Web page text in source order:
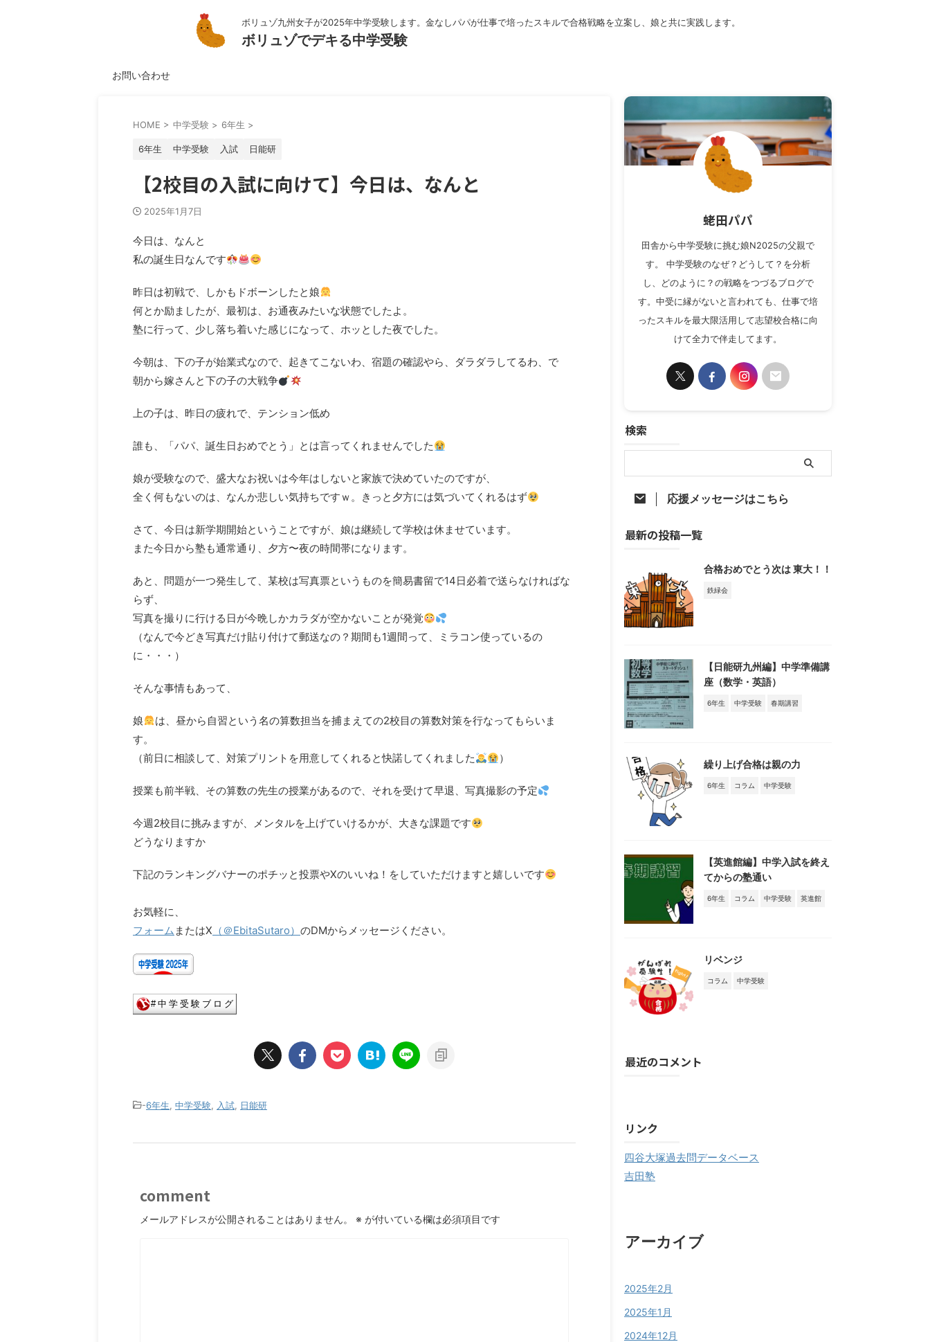
ボリュゾ九州女子が2025年中学受験します。金なしパパが仕事で培ったスキルで合格戦略を立案し、娘と共に実践します。
ボリュゾでデキる中学受験
お問い合わせ
HOME > 中学受験 > 6年生 >
6年生 中学受験 入試 日能研
【2校目の入試に向けて】今日は、なんと
2025年1月7日
今日は、なんと
私の誕生日なんです
昨日は初戦で、しかもドボーンしたと娘
何とか励ましたが、最初は、お通夜みたいな状態でしたよ。
塾に行って、少し落ち着いた感じになって、ホッとした夜でした。
今朝は、下の子が始業式なので、起きてこないわ、宿題の確認やら、ダラダラしてるわ、で
朝から嫁さんと下の子の大戦争
上の子は、昨日の疲れで、テンション低め
誰も、「パパ、誕生日おめでとう」とは言ってくれませんでした
娘が受験なので、盛大なお祝いは今年はしないと家族で決めていたのですが、
全く何もないのは、なんか悲しい気持ちですｗ。きっと夕方には気づいてくれるはず
さて、今日は新学期開始ということですが、娘は継続して学校は休ませています。
また今日から塾も通常通り、夕方〜夜の時間帯になります。
あと、問題が一つ発生して、某校は写真票というものを簡易書留で14日必着で送らなければな
らず、
写真を撮りに行ける日が今晩しかカラダが空かないことが発覚
（なんで今どき写真だけ貼り付けて郵送なの？期間も1週間って、ミラコン使っているの
に・・・）
そんな事情もあって、
娘
は、昼から自習という名の算数担当を捕まえての2校目の算数対策を行なってもらいま
す。
（前日に相談して、対策プリントを用意してくれると快諾してくれました
）
授業も前半戦、その算数の先生の授業があるので、それを受けて早退、写真撮影の予定
今週2校目に挑みますが、メンタルを上げていけるかが、大きな課題です
どうなりますか
下記のランキングバナーのポチッと投票やXのいいね！をしていただけますと嬉しいです
お気軽に、
フォーム またはX （＠EbitaSutaro） のDMからメッセージください。
-6年生 中学受験 入試 日能研
comment
メールアドレスが公開されることはありません。 ※ が付いている欄は必須項目です
蛯田パパ
田舎から中学受験に挑む娘N2025の父親で
す。 中学受験のなぜ？どうして？を分析
し、どのように？の戦略をつづるブログで
す。中受に縁がないと言われても、仕事で培
ったスキルを最大限活用して志望校合格に向
けて全力で伴走してます。
検索
応援メッセージはこちら
最新の投稿一覧
合格おめでとう次は 東大！！
鉄緑会
【日能研九州編】中学準備講
座（数学・英語）
6年生 中学受験 春期講習
繰り上げ合格は親の力
6年生 コラム 中学受験
【英進館編】中学入試を終え
てからの塾通い
6年生 コラム 中学受験 英進館
リベンジ
コラム 中学受験
最近のコメント
リンク
四谷大塚過去問データベース
吉田塾
アーカイブ
2025年2月
2025年1月
2024年12月